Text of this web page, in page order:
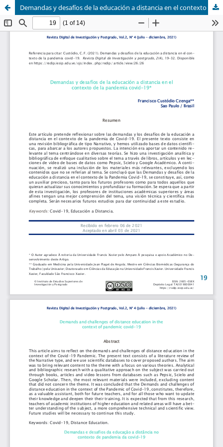
Demandas y desafíos de la educación a distancia en el contexto de la pandemia covid-19